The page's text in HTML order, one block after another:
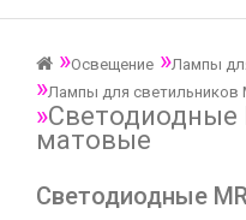
Освещение
Лампы
Лампы для светильников
Светодиодные
матовые
Светодиодные